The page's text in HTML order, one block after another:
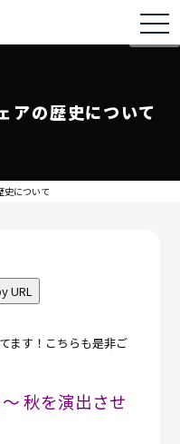
の歴史について
について
URL
ます！こちらも是非ご
秋を演出させ